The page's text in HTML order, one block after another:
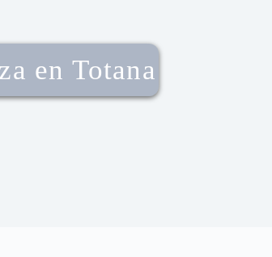
en Totana